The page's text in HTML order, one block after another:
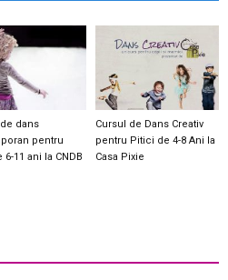
dans
pentru
11 ani la CNDB
Cursul de Dans Creativ
pentru Pitici de 4-8 Ani la
Casa Pixie